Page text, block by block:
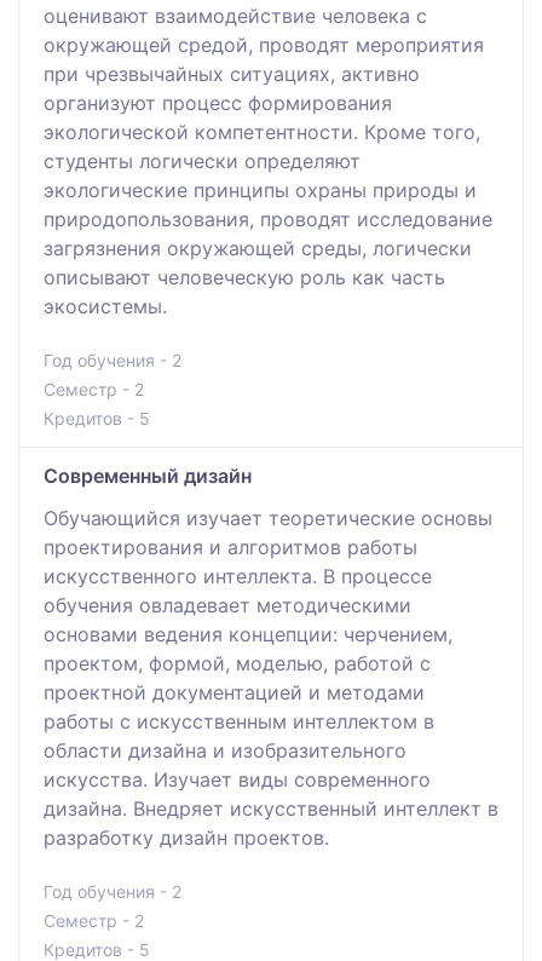
оценивают взаимодействие человека с
окружающей средой, проводят мероприятия
при чрезвычайных ситуациях, активно
организуют процесс формирования
экологической компетентности. Кроме того,
студенты логически определяют
экологические принципы охраны природы и
природопользования, проводят исследование
загрязнения окружающей среды, логически
описывают человеческую роль как часть
экосистемы.
Год обучения - 2
Семестр - 2
Кредитов - 5
Современный дизайн
Обучающийся изучает теоретические основы
проектирования и алгоритмов работы
искусственного интеллекта. В процессе
обучения овладевает методическими
основами ведения концепции: черчением,
проектом, формой, моделью, работой с
проектной документацией и методами
работы с искусственным интеллектом в
области дизайна и изобразительного
искусства. Изучает виды современного
дизайна. Внедряет искусственный интеллект в
разработку дизайн проектов.
Год обучения - 2
Семестр - 2
Кредитов - 5